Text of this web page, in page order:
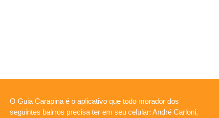
O Guia Carapina é o aplicativo que todo morador dos
seguintes bairros precisa ter em seu celular: André Carloni,